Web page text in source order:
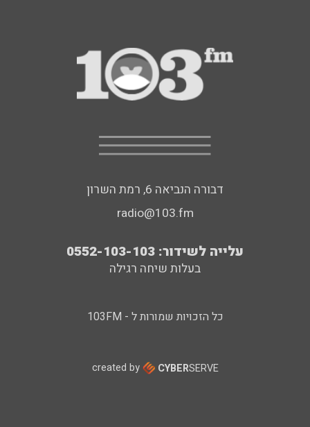
דבורה הנביאה 6, רמת השרון
radio@103.fm
עלייה לשידור: 0552-103-103
בעלות שיחה רגילה
כל הזכויות שמורות ל - 103FM
created by CYBERSERVE